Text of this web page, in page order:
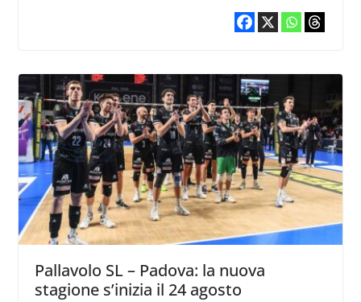
Pallavolo SL – Padova: la nuova
stagione s’inizia il 24 agosto